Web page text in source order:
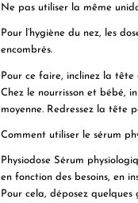
Ne pas utiliser la même
Pour l’hygiène du nez, les
encombrés.
Pour ce faire, inclinez la tête
Chez le nourrisson et bébé,
moyenne. Redressez la tête
Comment utiliser le sérum
Physiodose Sérum
en fonction des besoins, en
Pour cela, déposez